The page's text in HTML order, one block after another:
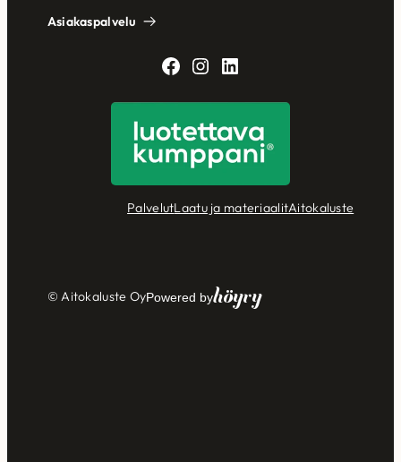
Asiakaspalvelu
Facebook
Instagram
LinkedIn
PalvelutLaatu ja materiaalitAitokaluste
© Aitokaluste OyPowered byHöyry